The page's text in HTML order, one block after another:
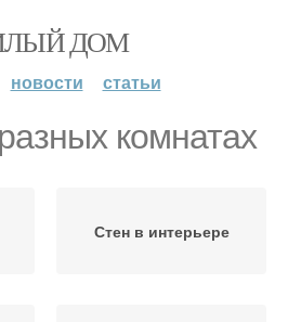
ДОМ
новости статьи
комнатах
Стен в интерьере